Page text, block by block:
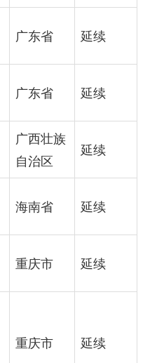
广东省 延续
广东省 延续
广西壮族
自治区
延续
海南省 延续
重庆市 延续
重庆市 延续